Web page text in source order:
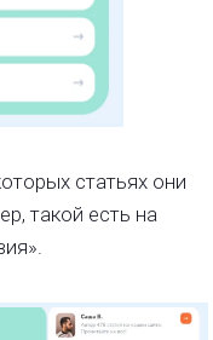
статьях они
такой есть на